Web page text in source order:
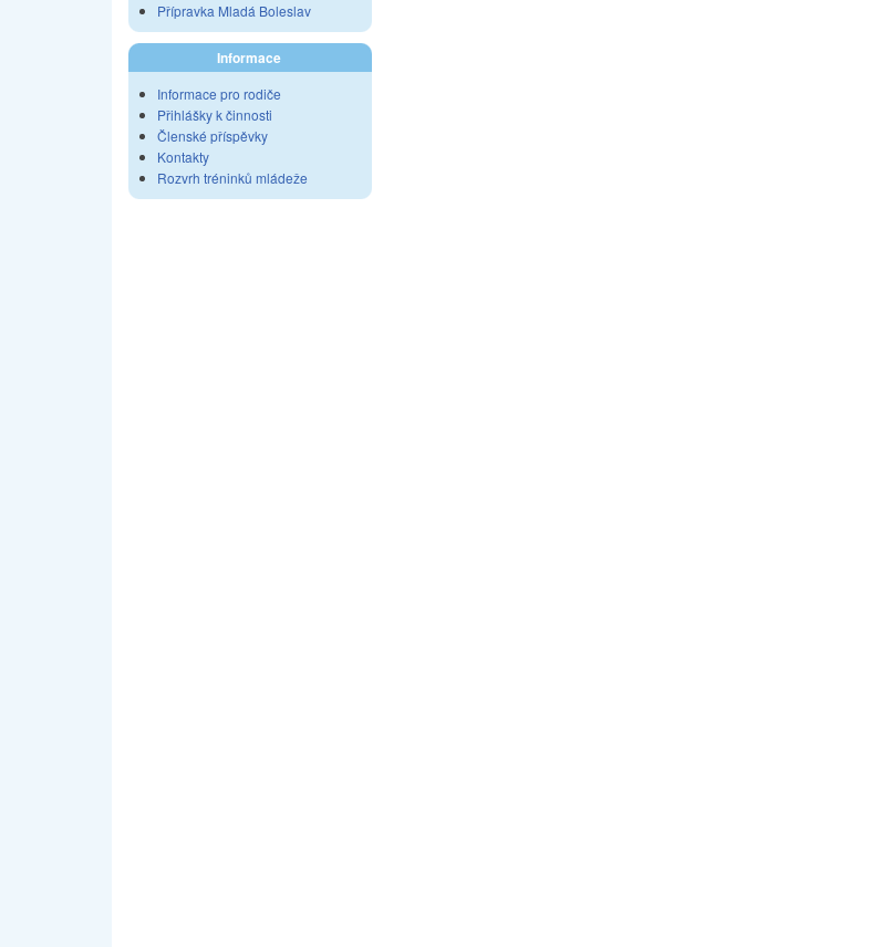
Přípravka Mladá Boleslav
Informace
Informace pro rodiče
Přihlášky k činnosti
Členské příspěvky
Kontakty
Rozvrh tréninků mládeže